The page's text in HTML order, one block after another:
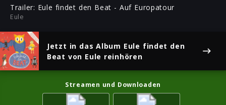
Trailer: Eule findet den Beat - Auf Europatour
Eule
Jetzt in das Album Eule findet den
Beat von Eule reinhören
Streamen und Downloaden